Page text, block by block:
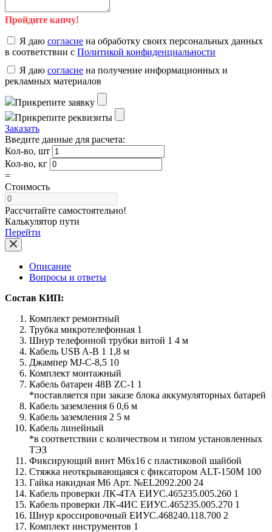
Пройдите капчу!
Я даю согласие на обработку своих персональных данных
в соответствии с Политикой конфиденциальности
Я даю согласие на получение информационных и
рекламных материалов
Прикрепите заявку
Прикрепите реквизиты
Заказать
Введите данные для расчета:
Кол-во, шт
Кол-во, кг
=
Стоимость
Рассчитайте самостоятельно!
Калькулятор пути
Перейти
Описание
Вопросы и ответы
Состав КИП:
Комплект ремонтный
Трубка микротелефонная 1
Шнур телефонной трубки витой 1 4 м
Кабель USB A-B 1 1,8 м
Джампер MJ-C-8,5 10
Комплект монтажный
Кабель батареи 48В ZC-1 1
*поставляется при заказе блока аккумуляторных батарей
Кабель заземления 6 0,6 м
Кабель заземления 2 5 м
Кабель линейный
*в соответствии с количеством и типом установленных
ТЭЗ
Фиксирующий винт М6х16 с пластиковой шайбой
Стяжка неоткрывающаяся с фиксатором ALT-150M 100
Гайка накидная М6 Арт. №EL2092.200 24
Кабель проверки ЛК-4ТА ЕИУС.465235.005.260 1
Кабель проверки ЛК-4ИС ЕИУС.465235.005.270 1
Шнур кроссировочный ЕИУС.468240.118.700 2
Комплект инструментов 1